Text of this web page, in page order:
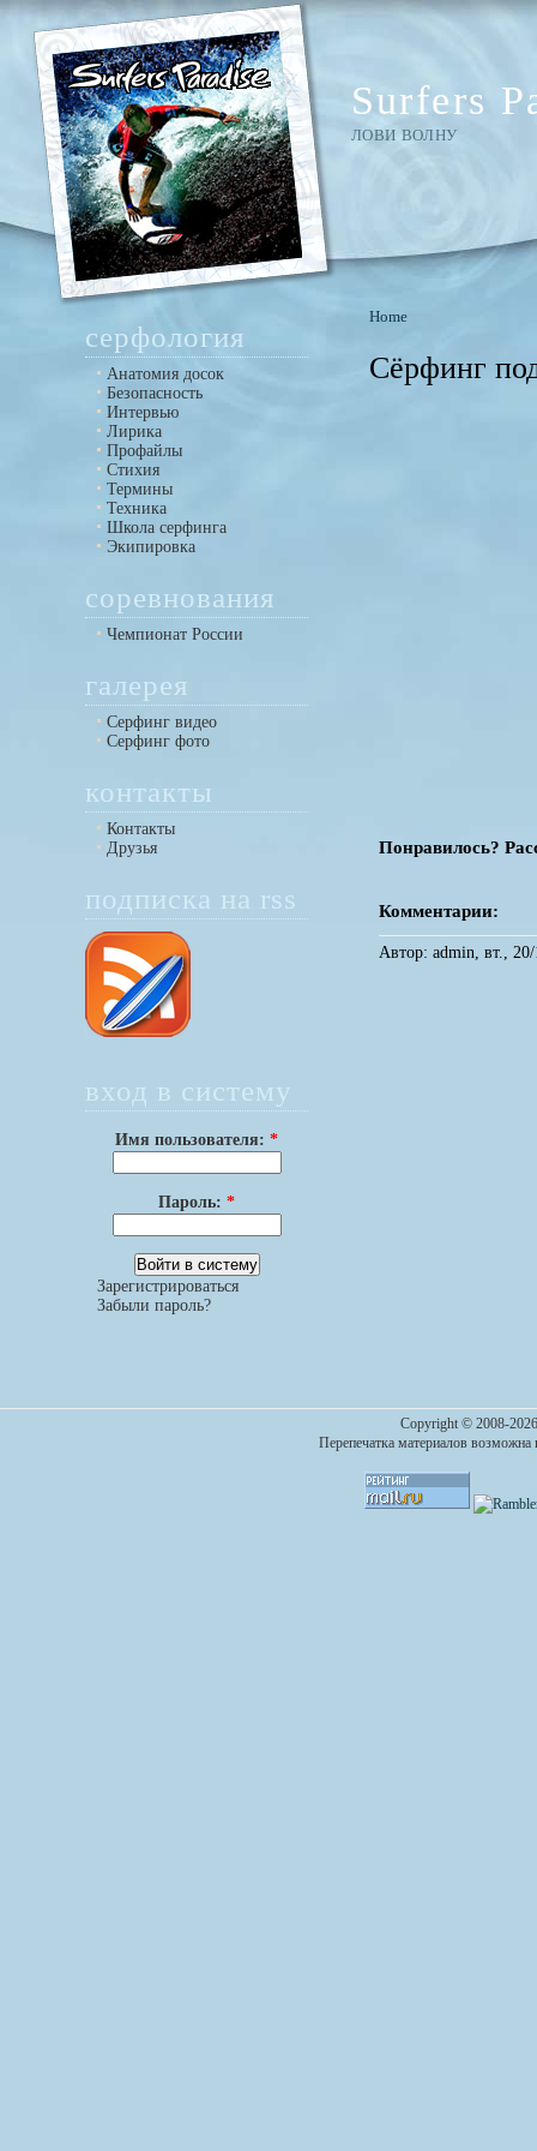
Surfers
ЛОВИ ВОЛНУ
серфология
Анатомия досок
Безопасность
Интервью
Лирика
Профайлы
Стихия
Термины
Техника
Школа серфинга
Экипировка
соревнования
Чемпионат России
галерея
Серфинг видео
Серфинг фото
контакты
Контакты
Друзья
подписка на rss
вход в систему
Имя пользователя:*
Пароль:*
Зарегистрироваться
Забыли пароль?
Home
Сёрфинг
Понравилось?
Комментарии:
Автор: admin, вт.,
Copyright © 2008-
Перепечатка материалов возможна